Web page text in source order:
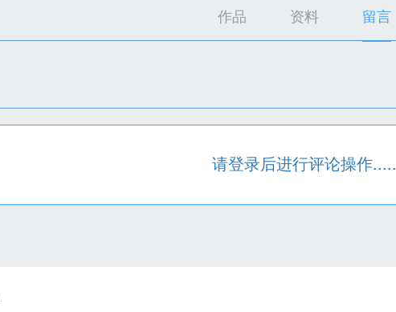
作品 资料 留言
请登录后进行评论操作.....